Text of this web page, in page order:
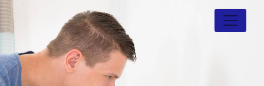
Panneau de gestion des cookies